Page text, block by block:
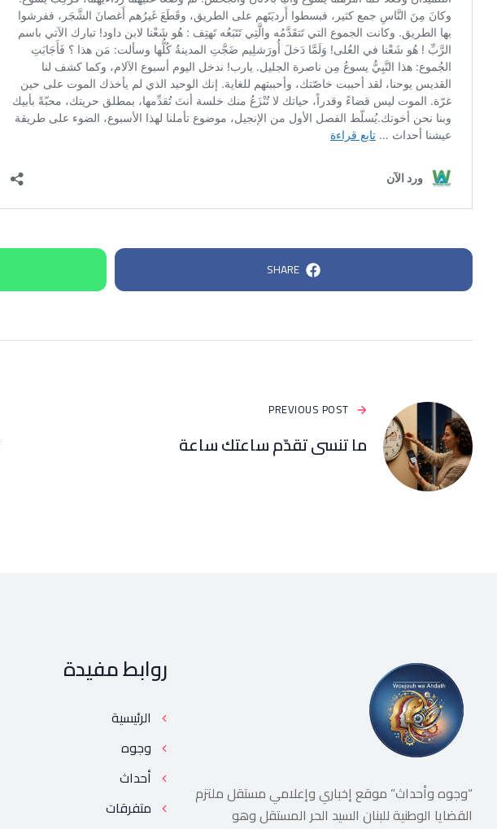
SHARE
PREVIOUS POST
ما تنسى تقدّم ساعتك ساعة
“وجوه وأحداث” موقع إخباري وإعلامي مستقل ملتزم
القضايا الوطنية للبنان السيد الحر المستقل وهو
روابط مفيدة
الرئيسية
وجوه
أحداث
متفرقات